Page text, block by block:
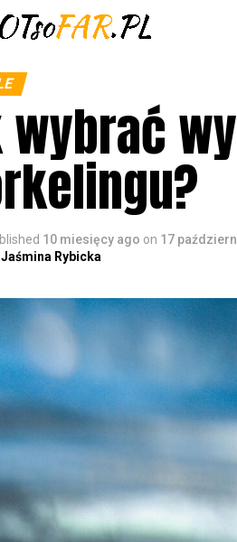
10 miesięcy ago on 17
Jaśmina Rybicka